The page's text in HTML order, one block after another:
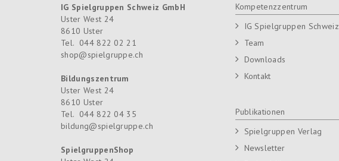
IG Spielgruppen Schweiz GmbH
Uster West 24
8610 Uster
Tel. 044 822 02 21
shop@spielgruppe.ch
Bildungszentrum
Uster West 24
8610 Uster
Tel. 044 822 04 35
bildung@spielgruppe.ch
SpielgruppenShop
Kompetenzzentrum
IG Spielgruppen Schweiz
Team
Downloads
Kontakt
Publikationen
Spielgruppen Verlag
Newsletter